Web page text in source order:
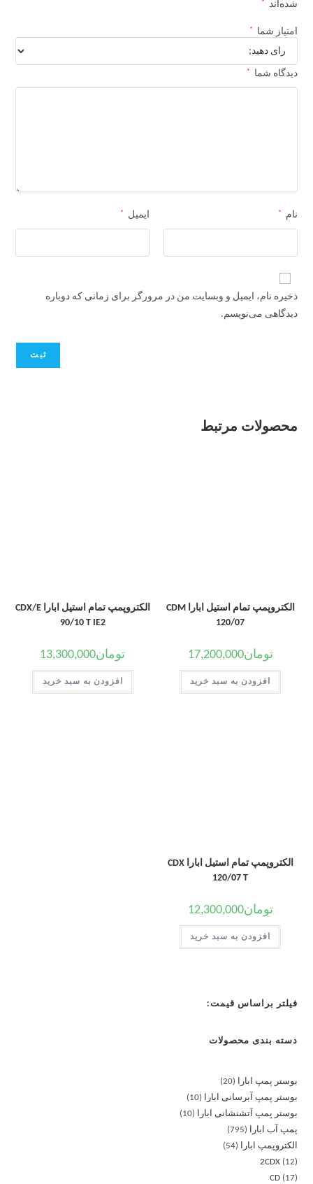
شده‌اند *
امتیاز شما *
دیدگاه شما *
نام * ایمیل *
ذخیره نام، ایمیل و وبسایت من در مرورگر برای زمانی که دوباره
دیدگاهی می‌نویسم.
محصولات مرتبط
الکتروپمپ تمام استیل ابارا CDM
120/07
تومان17,200,000
افزودن به سبد خرید
الکتروپمپ تمام استیل ابارا CDX/E
90/10 T IE2
تومان13,300,000
افزودن به سبد خرید
الکتروپمپ تمام استیل ابارا CDX
120/07 T
تومان12,300,000
افزودن به سبد خرید
فیلتر براساس قیمت:
دسته بندی محصولات
بوستر پمپ ابارا
20
بوستر پمپ آبرسانی ابارا
10
بوستر پمپ آتشنشانی ابارا
10
پمپ آب ابارا
795
الکتروپمپ ابارا
54
2CDX
12
CD
17